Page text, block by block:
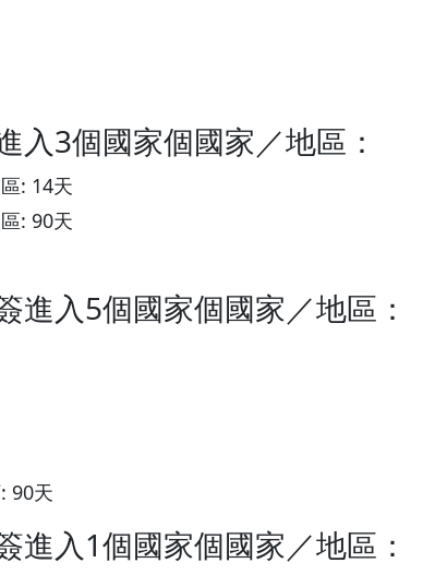
入3個國家個國家／地區：
: 14天
: 90天
進入5個國家個國家／地區：
90天
進入1個國家個國家／地區：